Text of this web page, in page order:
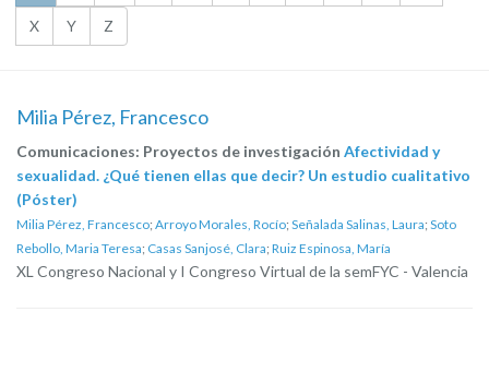
X Y Z
Milia Pérez, Francesco
Comunicaciones: Proyectos de investigación Afectividad y
sexualidad. ¿Qué tienen ellas que decir? Un estudio cualitativo
(Póster)
Milia Pérez, Francesco; Arroyo Morales, Rocío; Señalada Salinas, Laura; Soto
Rebollo, Maria Teresa; Casas Sanjosé, Clara; Ruiz Espinosa, María
XL Congreso Nacional y I Congreso Virtual de la semFYC - Valencia